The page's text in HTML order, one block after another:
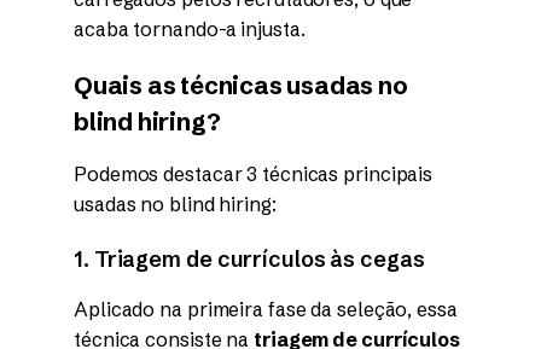
acaba tornando-a injusta.
Quais as técnicas usadas no
blind hiring?
Podemos destacar 3 técnicas principais
usadas no blind hiring:
1. Triagem de currículos às cegas
Aplicado na primeira fase da seleção, essa
técnica consiste na triagem de currículos